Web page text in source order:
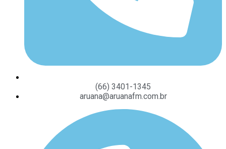
(66) 3401-1345
aruana@aruanafm.com.br